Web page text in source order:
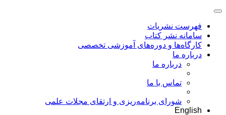
فهرست نشریات
سامانه نشر کتاب
کارگاه‌ها و دوره‌های آموزشی تخصصی
درباره ما
درباره ما
تماس با ما
شورای برنامه‌ریزی و ارتقای مجلات علمی
English